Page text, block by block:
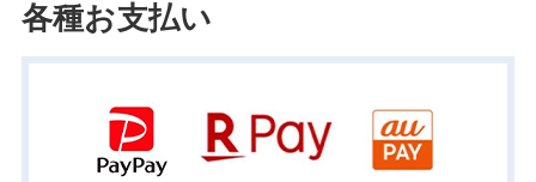
各種お支払い